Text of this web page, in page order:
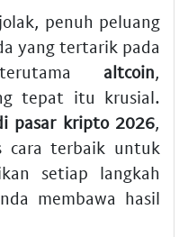
penuh peluang
yang tertarik pada
altcoin,
tepat itu krusial.
pasar kripto 2026,
cara terbaik untuk
setiap langkah
membawa hasil